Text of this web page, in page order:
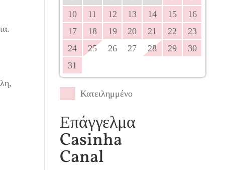
10
11 12 13 14 15
16
17
18 19 20 21 22
23
24
25 26 27 28 29
30
31
Κατειλημμένο
Επάγγελμα
Casinha
Canal